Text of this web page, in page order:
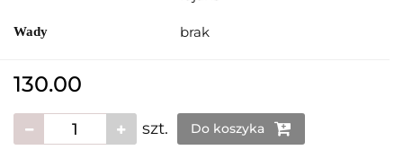
Wady brak
130.00
szt. Do koszyka